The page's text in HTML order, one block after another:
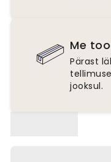
Me
Pärast
jooksul.